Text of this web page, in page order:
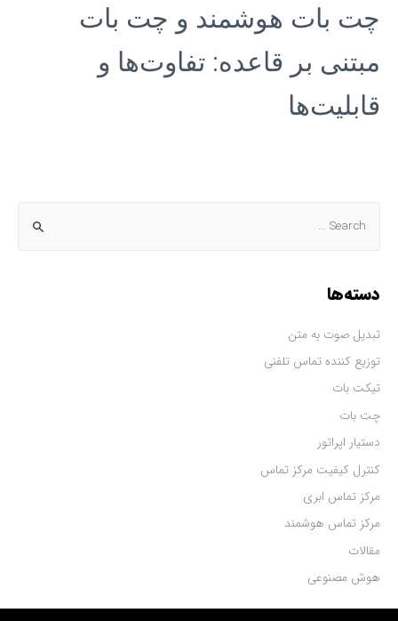
دسته‌ها
تبدیل صوت به متن
توزیع کننده تماس تلفنی
تیکت بات
چت بات
دستیار اپراتور
کنترل کیفیت مرکز تماس
مرکز تماس ابری
مرکز تماس هوشمند
مقالات
هوش مصنوعی
چت بات هوشمند و چت بات
مبتنی بر قاعده: تفاوت‌ها و
قابلیت‌ها